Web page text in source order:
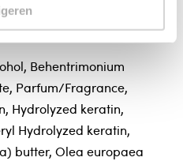
Behentrimonium
Parfum/Fragrance,
Hydrolyzed keratin,
Hydrolyzed keratin,
butter, Olea europaea